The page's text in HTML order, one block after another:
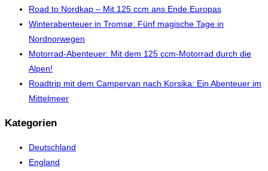
Road to Nordkap – Mit 125 ccm ans Ende Europas
Winterabenteuer in Tromsø: Fünf magische Tage in
Nordnorwegen
Motorrad-Abenteuer: Mit dem 125 ccm-Motorrad durch die
Alpen!
Roadtrip mit dem Campervan nach Korsika: Ein Abenteuer im
Mittelmeer
Kategorien
Deutschland
England